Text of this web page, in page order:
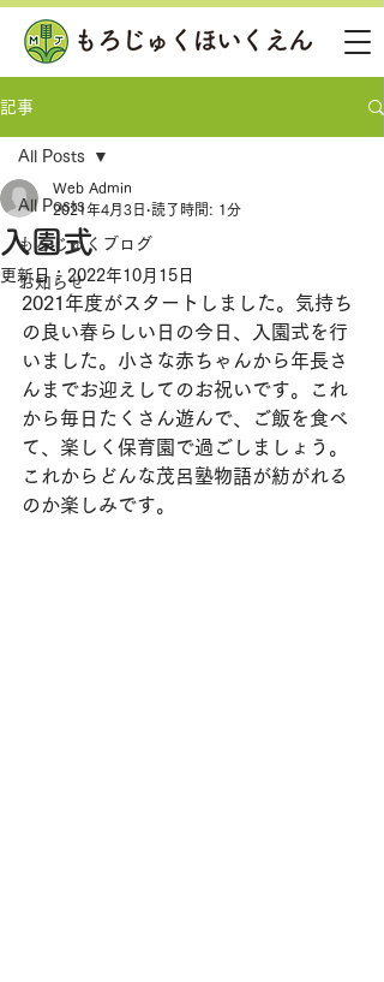
記事
All Posts
もろじゅくブログ
お知らせ
All Posts
入園式
Web Admin
2021年4月3日 読了時間: 1分
更新日： 2022年10月15日
2021年度がスタートしました。気持ち
の良い春らしい日の今日、入園式を行
いました。小さな赤ちゃんから年長さ
んまでお迎えしてのお祝いです。これ
から毎日たくさん遊んで、ご飯を食べ
て、楽しく保育園で過ごしましょう。
これからどんな茂呂塾物語が紡がれる
のか楽しみです。